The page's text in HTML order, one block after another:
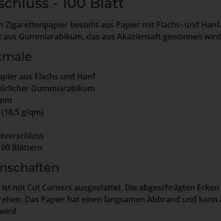
Zigarettenpapier besteht aus Papier mit Flachs- und
Gummiarabikum, das aus Akaziensaft gewonnen
aus Flachs und Hanf
Gummiarabikum
g/qm)
Blättern
mit Cut Corners ausgestattet. Die abgeschrägten
Das Papier hat einen langsamen Abbrand und kann